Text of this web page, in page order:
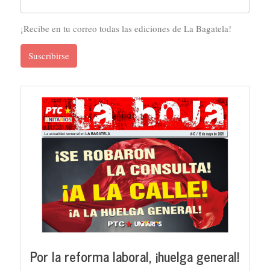
¡Recibe en tu correo todas las ediciones de La Bagatela!
Suscribirse
Por la reforma laboral, ¡huelga general!